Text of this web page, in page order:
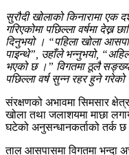
सुरौदी खोलाको किनारामा
गरिएकोमा पछिल्ला वर्षमा देख्न
दिनुभयो । “पहिला खोला
पाइन्थे”, उहाँले भन्नुभयो,
भएको छ ।” विगतमा ठूलै
पछिल्ला वर्ष सुन्न रहर हुने
संरक्षणको अभावमा सिमसार
खोला तथा जलाशयमा माछा
घटेको अनुसन्धानकर्ताको तर्क छ
ताल आसपासमा विगतमा भन्दा